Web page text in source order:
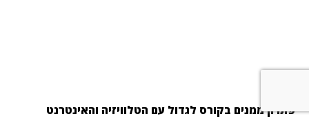
פתרון ממנים בקורס לגדול עם הטלוויזיה והאינטרנט